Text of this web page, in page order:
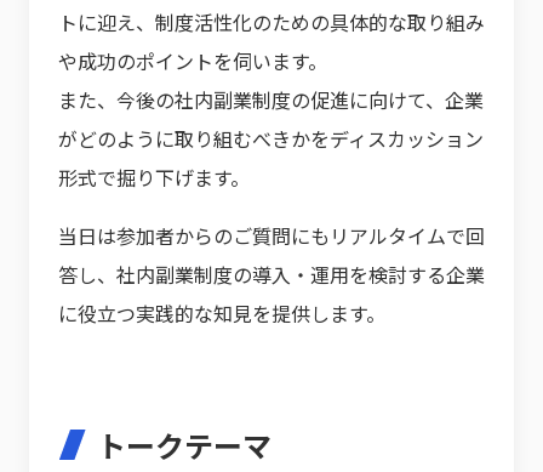
トに迎え、制度活性化のための具体的な取り組み
や成功のポイントを伺います。
また、今後の社内副業制度の促進に向けて、企業
がどのように取り組むべきかをディスカッション
形式で掘り下げます。
当日は参加者からのご質問にもリアルタイムで回
答し、社内副業制度の導入・運用を検討する企業
に役立つ実践的な知見を提供します。
トークテーマ